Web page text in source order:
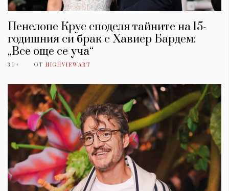
Пенелопе Крус споделя тайните на 15-
годишния си брак с Хавиер Бардем:
„Все още се уча“
30+ ОТ HIGHVIEWART